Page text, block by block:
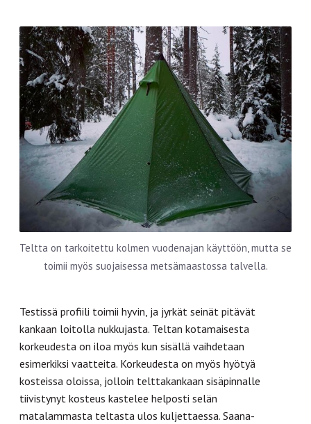
Teltta on tarkoitettu kolmen vuodenajan käyttöön, mutta se
toimii myös suojaisessa metsämaastossa talvella.
Testissä profiili toimii hyvin, ja jyrkät seinät pitävät
kankaan loitolla nukkujasta. Teltan kotamaisesta
korkeudesta on iloa myös kun sisällä vaihdetaan
esimerkiksi vaatteita. Korkeudesta on myös hyötyä
kosteissa oloissa, jolloin telttakankaan sisäpinnalle
tiivistynyt kosteus kastelee helposti selän
matalammasta teltasta ulos kuljettaessa. Saana-